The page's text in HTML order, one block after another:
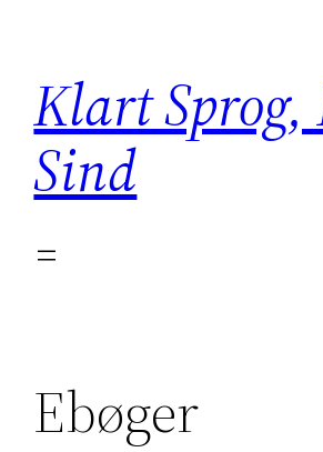
indhold
Klart
Sind
Ebøger